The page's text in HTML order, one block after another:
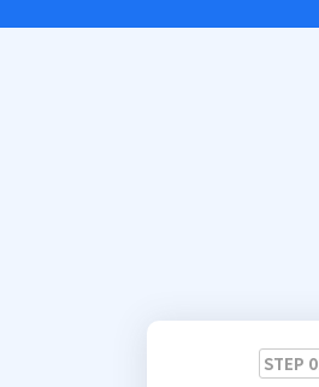
STEP